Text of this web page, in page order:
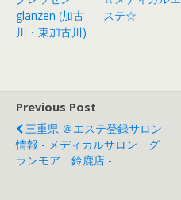
glanzen (加古
川・東加古川)
ステ☆
Previous Post
三重県 ＠エステ登録サロン
情報 - メディカルサロン グ
ランモア 鈴鹿店 -